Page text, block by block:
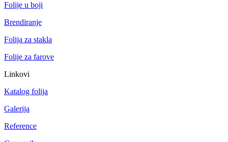
Folije u boji
Brendiranje
Folija za stakla
Folije za farove
Linkovi
Katalog folija
Galerija
Reference